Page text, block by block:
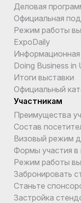
Деловая
Официальная
Режим работы
ExpoDaily
Doing Business in
Итоги выставки
Официальный
Участникам
Преимущества
Состав
Визовый режим
Формы участия в
Режим работы
Забронировать
Станьте
Застройка